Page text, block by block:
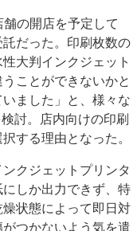
の開店を予定して
だった。印刷枚数の
大判インクジェット
ことができないかと
ました」と、様々な
討。店内向けの印刷
する理由となった。
クジェットプリンタ
しか出力できず、特
状態によって即日対
つかないよう気を遣